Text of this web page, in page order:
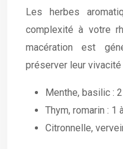
Les herbes
complexité à votre
macération est
préserver leur vivacité
Menthe, basilic :
Thym, romarin : 1
Citronnelle,